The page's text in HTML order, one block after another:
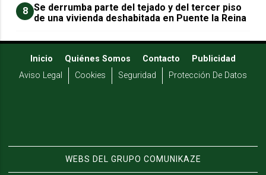
8 Se derrumba parte del tejado y del tercer piso
de una vivienda deshabitada en Puente la Reina
Inicio Quiénes Somos Contacto
Publicidad
Aviso Legal
Cookies Seguridad Protección De Datos
WEBS DEL GRUPO COMUNIKAZE